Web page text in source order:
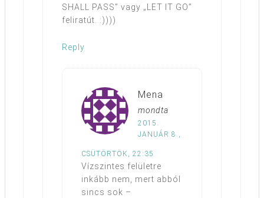
SHALL PASS” vagy „LET IT GO”
feliratút. :))))
Reply
Mena
mondta
2015.
JANUÁR 8.,
CSÜTÖRTÖK, 22:35
Vízszintes felületre
inkább nem, mert abból
sincs sok –